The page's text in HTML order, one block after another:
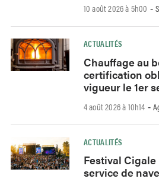
10 août 2026 à 5h00 -
ACTUALITÉS
Chauffage au
certification
vigueur le 1er
4 août 2026 à 10h14 -
ACTUALITÉS
Festival Cigale
service de